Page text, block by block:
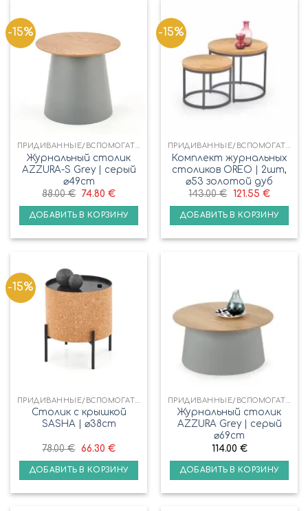
-15%
Журнальный столик
AZZURA-S Grey | серый
⌀49cm
88.00€ 74.80 €
ДОБАВИТЬ В КОРЗИНУ
-15%
Комплект журнальных
столиков OREO | 2шт,
⌀53 золотой дуб
143.00€ 121.55 €
ДОБАВИТЬ В КОРЗИНУ
-15%
Cтолик с крышкой
SASHA | ⌀38cm
78.00€ 66.30 €
ДОБАВИТЬ В КОРЗИНУ
Журнальный столик
AZZURA Grey | серый
⌀69cm
114.00 €
ДОБАВИТЬ В КОРЗИНУ